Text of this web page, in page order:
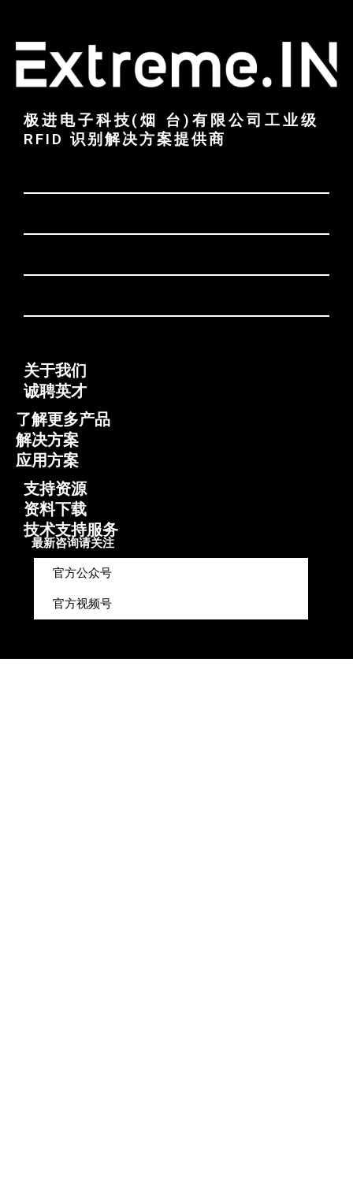
极进电子科技(烟 台)有限公司工业级
RFID 识别解决方案提供商
关于我们
诚聘英才
了解更多产品
解决方案
应用方案
支持资源
资料下载
技术支持服务
最新咨询请关注
官方公众号
官方视频号